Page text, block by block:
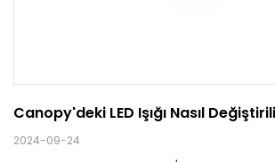
Canopy'deki LED Işığı Nasıl
2024-09-24